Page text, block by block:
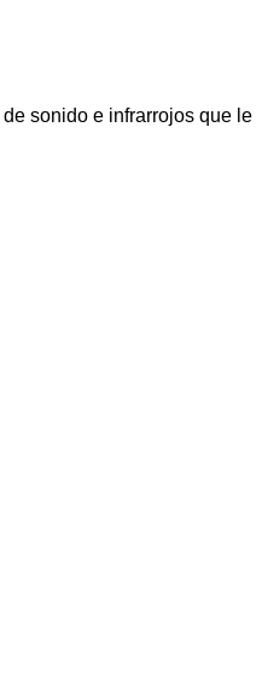
sonido e infrarrojos que le